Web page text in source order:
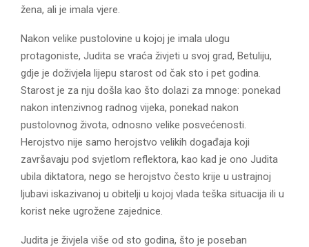
žena, ali je imala vjere.
Nakon velike pustolovine u kojoj je imala ulogu
protagoniste, Judita se vraća živjeti u svoj grad, Betuliju,
gdje je doživjela lijepu starost od čak sto i pet godina.
Starost je za nju došla kao što dolazi za mnoge: ponekad
nakon intenzivnog radnog vijeka, ponekad nakon
pustolovnog života, odnosno velike posvećenosti.
Herojstvo nije samo herojstvo velikih događaja koji
završavaju pod svjetlom reflektora, kao kad je ono Judita
ubila diktatora, nego se herojstvo često krije u ustrajnoj
ljubavi iskazivanoj u obitelji u kojoj vlada teška situacija ili u
korist neke ugrožene zajednice.
Judita je živjela više od sto godina, što je poseban